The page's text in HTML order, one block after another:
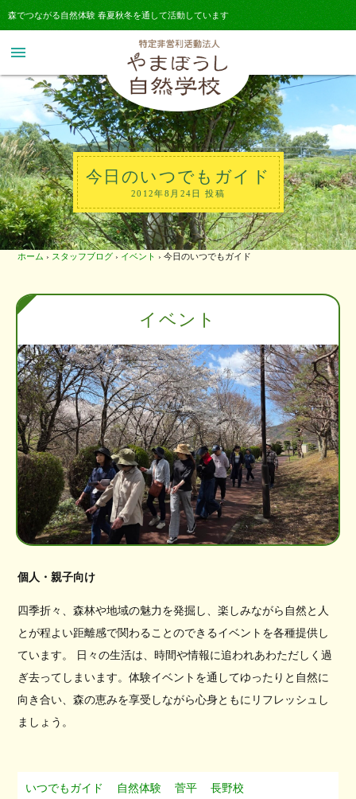
森でつながる自然体験 春夏秋冬を通して活動しています
menu
今日のいつでもガイド
2012年8月24日 投稿
ホーム › スタッフブログ › イベント › 今日のいつでもガイド
イベント
個人・親子向け
四季折々、森林や地域の魅力を発掘し、楽しみながら自然と人
とが程よい距離感で関わることのできるイベントを各種提供し
ています。 日々の生活は、時間や情報に追われあわただしく過
ぎ去ってしまいます。体験イベントを通してゆったりと自然に
向き合い、森の恵みを享受しながら心身ともにリフレッシュし
ましょう。
いつでもガイド 自然体験 菅平 長野校